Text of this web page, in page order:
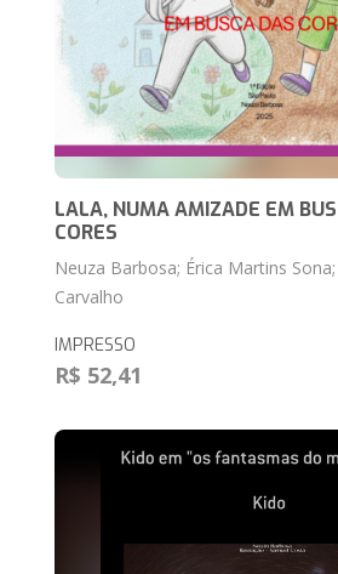
LALA, NUMA AMIZADE EM
CORES
Neuza Barbosa; Érica Martins
Carvalho
IMPRESSO
R$ 52,41